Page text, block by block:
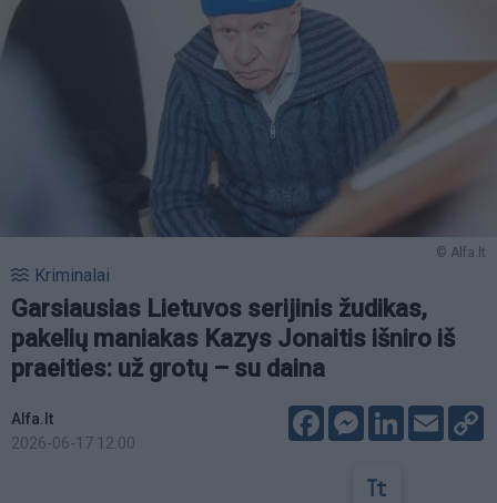
© Alfa.lt
Kriminalai
Garsiausias Lietuvos serijinis žudikas,
pakelių maniakas Kazys Jonaitis išniro iš
praeities: už grotų – su daina
Alfa.lt
2026-06-17 12:00
FacebookMessenger
LinkedIn
Email